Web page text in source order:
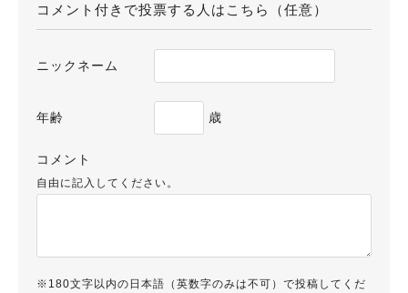
コメント付きで投票する人はこちら（任意）
ニックネーム
年齢 歳
コメント
自由に記入してください。
※180文字以内の日本語（英数字のみは不可）で投稿してくだ